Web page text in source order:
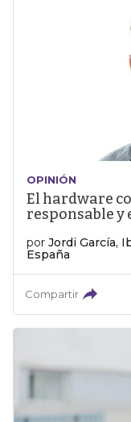
OPINIÓN
El hardware
responsable y
por Jordi García,
España
Compartir